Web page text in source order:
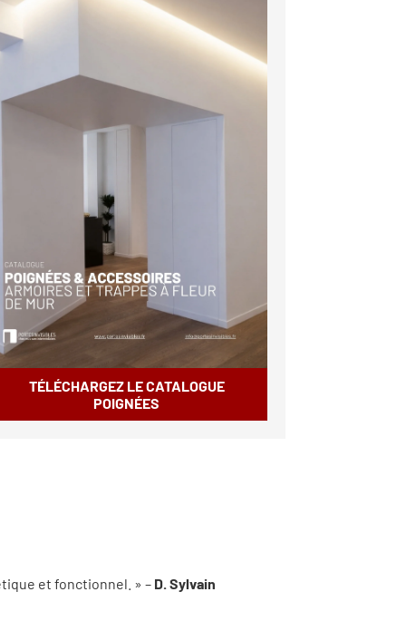
TÉLÉCHARGEZ LE CATALOGUE
POIGNÉES
et fonctionnel. » – D. Sylvain